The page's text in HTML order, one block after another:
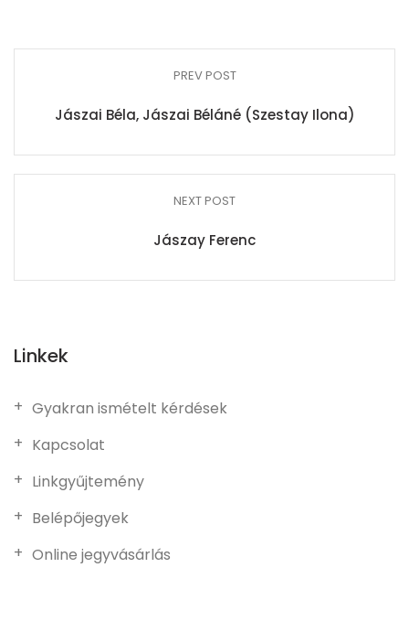
PREV POST
Jászai Béla, Jászai Béláné (Szestay Ilona)
NEXT POST
Jászay Ferenc
Linkek
Gyakran ismételt kérdések
Kapcsolat
Linkgyűjtemény
Belépőjegyek
Online jegyvásárlás